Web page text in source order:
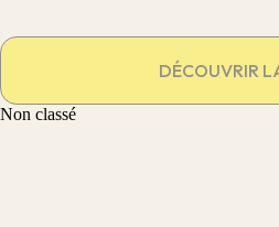
DÉCOUVRIR
Non classé